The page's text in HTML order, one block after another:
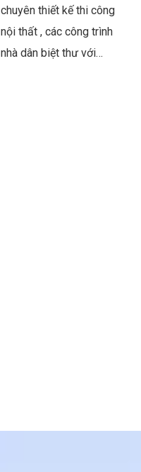
chuyên thiết kế thi công
nội thất , các công trình
nhà dân biệt thư với…